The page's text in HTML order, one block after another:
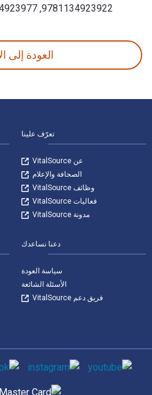
9781134923922, 9781134923977, 9780203315774.
العودة إلى
تعرّف علينا
عن VitalSource
الصحافة والإعلام
وظائف VitalSource
فعاليات VitalSource
مدونة VitalSource
دعنا نساعدك
سياسة العودة
الأسئلة الشائعة
فريق دعم VitalSource
وسائل التواصل الاجتماعي